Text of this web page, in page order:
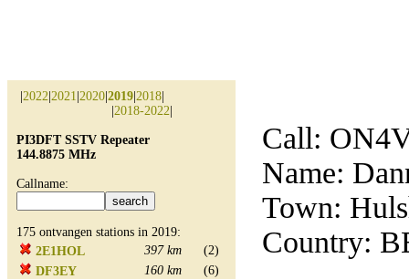
2022 2021 2020 2019 2018
2018-2022
PI3DFT SSTV Repeater
144.8875 MHz
Callname:
175 ontvangen stations in 2019:
2E1HOL
397 km
(2)
DF3EY
160 km
(6)
Call:
Name:
Town:
Country: